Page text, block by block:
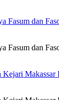
Fasum dan
Fasum dan
Makassar